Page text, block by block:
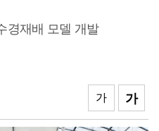
신안군, 'TYM 동양 국제' 박병배 대표 고향사랑기부...
위의 인문학
만 원 '통큰' 구...
경재배 모델 개발
가
가